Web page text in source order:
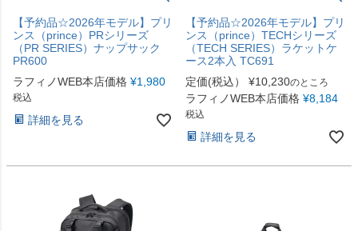
【予約品☆2026年モデル】プリ
ンス（prince）PRシリーズ
（PR SERIES）ナップサック
PR600
ラフィノWEB本店価格 ¥1,980
税込
詳細を見る
【予約品☆2026年モデル】プリ
ンス（prince）TECHシリーズ
（TECH SERIES）ラケットケ
ース2本入 TC691
定価(税込）
¥10,230のところ
ラフィノWEB本店価格 ¥8,184
税込
詳細を見る